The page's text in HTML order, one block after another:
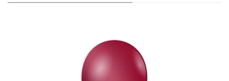
dimensioni, offrono qualità e versatilità in ogni
La linea di palloncini Classic Line sono gli storici
palloncini Rocca Fun Factory, prodotti in Italia dal
1902. Si distinguono per la qualità eccezionale e la
produzione Made in Italy, sinonimo di maestria